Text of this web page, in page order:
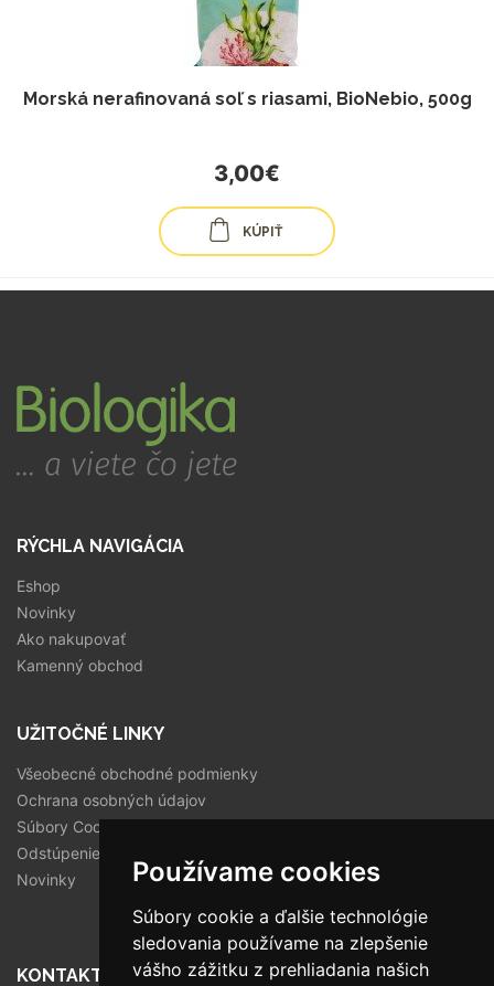
Používame cookies
Súbory cookie a ďalšie technológie
sledovania používame na zlepšenie
vášho zážitku z prehliadania našich
Morská nerafinovaná soľ s riasami, BioNebio, 500g
3,00€
KÚPIŤ
RÝCHLA NAVIGÁCIA
Eshop
Novinky
Ako nakupovať
Kamenný obchod
UŽITOČNÉ LINKY
Všeobecné obchodné podmienky
Ochrana osobných údajov
Súbory Cookies
Odstúpenie od zmluvy
Novinky
KONTAKT